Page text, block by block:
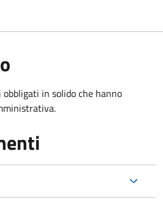
in solido che hanno